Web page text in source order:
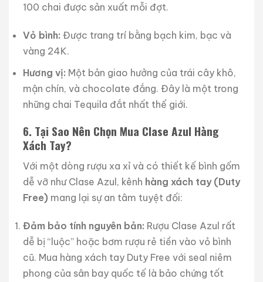
100 chai được sản xuất mỗi đợt.
Vỏ bình: Được trang trí bằng bạch kim, bạc và
vàng 24K.
Hương vị: Một bản giao hưởng của trái cây khô,
mận chín, và chocolate đắng. Đây là một trong
những chai Tequila đắt nhất thế giới.
6. Tại Sao Nên Chọn Mua Clase Azul Hàng
Xách Tay?
Với một dòng rượu xa xỉ và có thiết kế bình gốm
dễ vỡ như Clase Azul, kênh hàng xách tay (Duty
Free) mang lại sự an tâm tuyệt đối:
Đảm bảo tính nguyên bản: Rượu Clase Azul rất
dễ bị “luộc” hoặc bơm rượu rẻ tiền vào vỏ bình
cũ. Mua hàng xách tay Duty Free với seal niêm
phong của sân bay quốc tế là bảo chứng tốt